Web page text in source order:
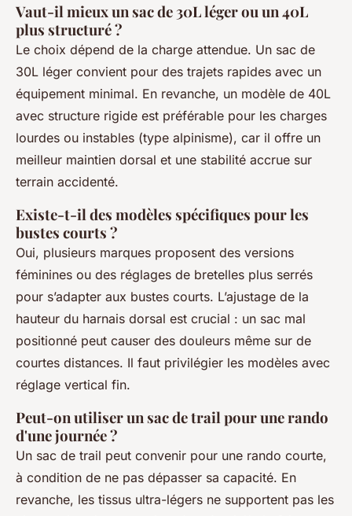
Vaut-il mieux un sac de 30L léger ou un 40L
plus structuré ?
Le choix dépend de la charge attendue. Un sac de
30L léger convient pour des trajets rapides avec un
équipement minimal. En revanche, un modèle de 40L
avec structure rigide est préférable pour les charges
lourdes ou instables (type alpinisme), car il offre un
meilleur maintien dorsal et une stabilité accrue sur
terrain accidenté.
Existe-t-il des modèles spécifiques pour les
bustes courts ?
Oui, plusieurs marques proposent des versions
féminines ou des réglages de bretelles plus serrés
pour s’adapter aux bustes courts. L’ajustage de la
hauteur du harnais dorsal est crucial : un sac mal
positionné peut causer des douleurs même sur de
courtes distances. Il faut privilégier les modèles avec
réglage vertical fin.
Peut-on utiliser un sac de trail pour une rando
d'une journée ?
Un sac de trail peut convenir pour une rando courte,
à condition de ne pas dépasser sa capacité. En
revanche, les tissus ultra-légers ne supportent pas les